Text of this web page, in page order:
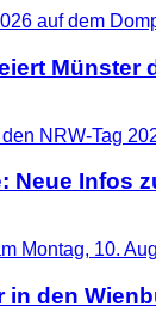
Münster
Infos
in den